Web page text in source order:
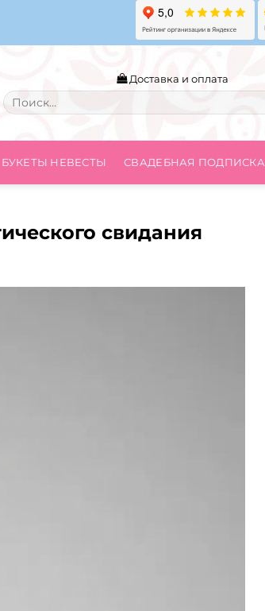
Доставка и оплата
Искать:
БУКЕТЫ НЕВЕСТЫ СВАДЕБНАЯ ПОДПИСКА
свидания